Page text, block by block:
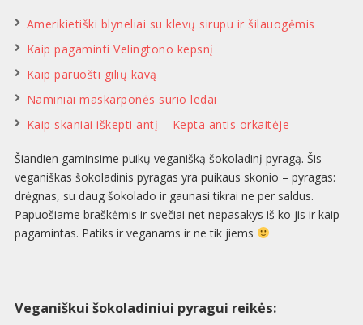
Amerikietiški blyneliai su klevų sirupu ir šilauogėmis
Kaip pagaminti Velingtono kepsnį
Kaip paruošti gilių kavą
Naminiai maskarponės sūrio ledai
Kaip skaniai iškepti antį – Kepta antis orkaitėje
Šiandien gaminsime puikų veganišką šokoladinį pyragą. Šis
veganiškas šokoladinis pyragas yra puikaus skonio – pyragas:
drėgnas, su daug šokolado ir gaunasi tikrai ne per saldus.
Papuošiame braškėmis ir svečiai net nepasakys iš ko jis ir kaip
pagamintas. Patiks ir veganams ir ne tik jiems
Veganiškui šokoladiniui pyragui reikės: